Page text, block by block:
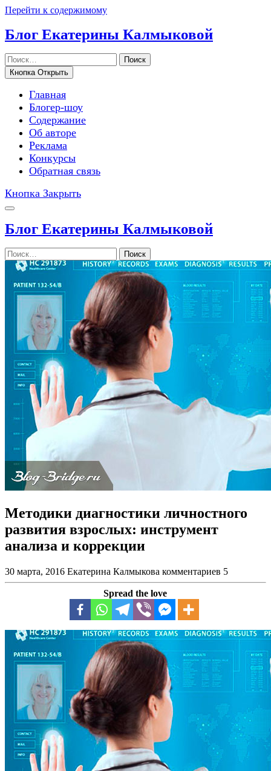
Перейти к содержимому
Блог Екатерины Калмыковой
Поиск
Кнопка Открыть
Главная
Блогер-шоу
Содержание
Об авторе
Реклама
Конкурсы
Обратная связь
Кнопка Закрыть
Блог Екатерины Калмыковой
Поиск
Методики диагностики личностного
развития взрослых: инструмент
анализа и коррекции
30 марта, 2016 Екатерина Калмыкова комментариев 5
Spread the love